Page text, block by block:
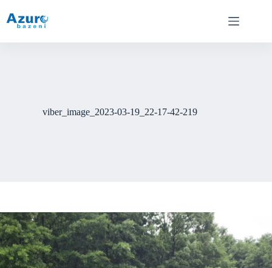
content
viber_image_2023-03-19_22-17-42-219